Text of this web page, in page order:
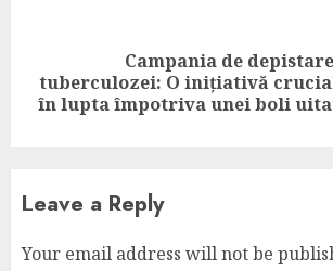
Next
post:
Campania de
tuberculozei: O inițiativă
în lupta împotriva unei boli
Leave a Reply
Your email address will not be